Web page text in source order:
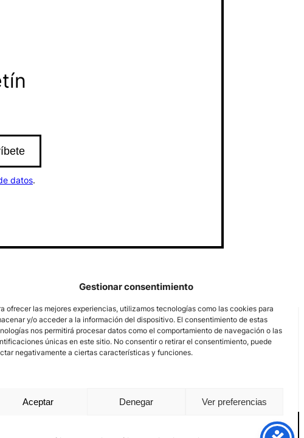
Gestionar consentimiento
ofrecer las mejores experiencias, utilizamos tecnologías como las cookies para
y/o acceder a la información del dispositivo. El consentimiento de estas
nos permitirá procesar datos como el comportamiento de navegación o las
únicas en este sitio. No consentir o retirar el consentimiento, puede
negativamente a ciertas características y funciones.
Aceptar Denegar Ver preferencias
datos.
Política de Cookies